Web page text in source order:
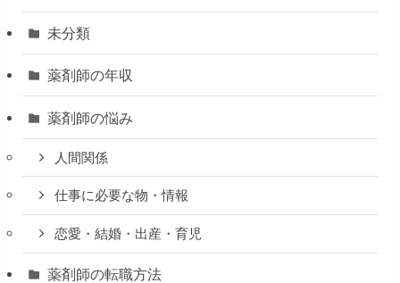
未分類
薬剤師の年収
薬剤師の悩み
人間関係
仕事に必要な物・情報
恋愛・結婚・出産・育児
薬剤師の転職方法